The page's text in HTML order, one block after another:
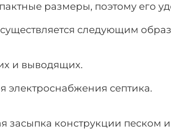
размеры, поэтому его
следующим
и выводящих.
электроснабжения септика.
засыпка конструкции песком